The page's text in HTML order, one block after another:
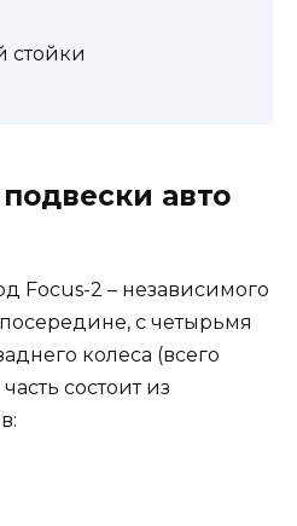
стойки
авто
Focus-2 – независимого
с четырьмя
колеса (всего
состоит из